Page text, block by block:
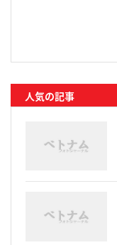
人気の記事